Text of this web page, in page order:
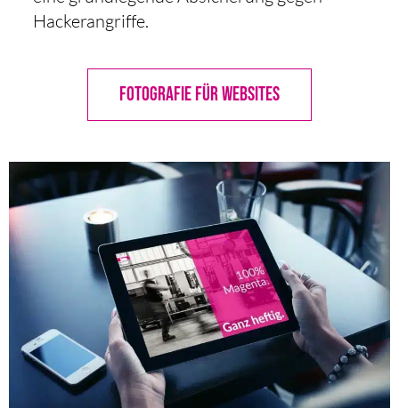
Hackerangriffe.
FOTOGRAFIE FÜR WEBSITES